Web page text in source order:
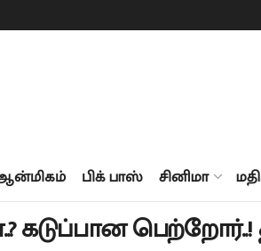
பிக் பாஸ் சினிமா
கடுப்பான